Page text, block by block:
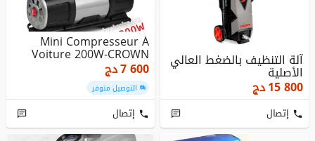
آلة التنظيف بالضغط العالي
الأصلية
15 800دج
إتصال
Mini Compresseur À
Voiture 200W-CROWN
7 600دج
التوصيل متوفر
إتصال